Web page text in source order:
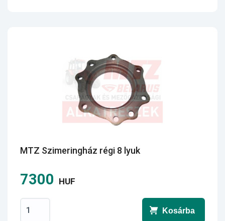
MTZ Szimeringház régi 8 lyuk
7300 HUF
Kosárba